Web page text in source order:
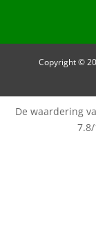
Copyright ©
De waardering